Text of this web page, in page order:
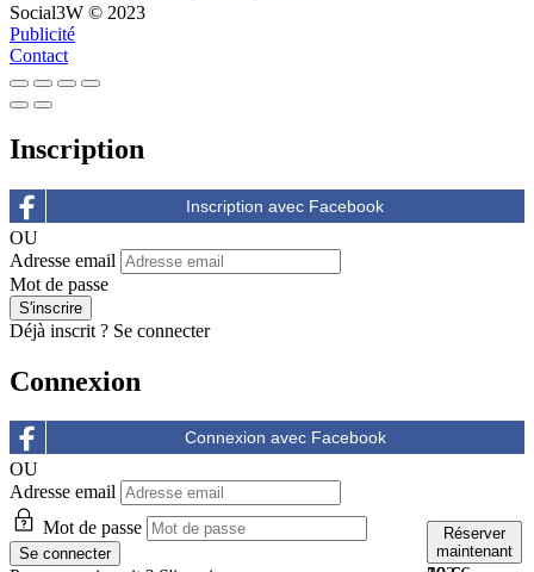
Réserver
maintenant
Réserver
maintenant
Réserver
maintenant
Social3W © 2023
Publicité
Contact
Inscription
OU
Adresse email
Mot de passe
Déjà inscrit ? Se connecter
Connexion
OU
Adresse email
Mot de passe